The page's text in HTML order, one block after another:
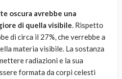
oscura avrebbe una
di quella visibile. Rispetto
di circa il 27%, che verrebbe a
materia visibile. La sostanza
radiazioni e la sua
formata da corpi celesti